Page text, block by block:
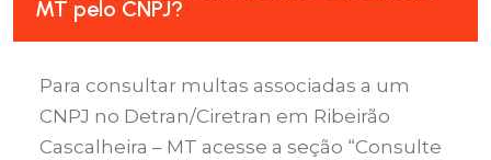
MT pelo CNPJ?
Para consultar multas associadas a um
CNPJ no Detran/Ciretran em Ribeirão
Cascalheira – MT acesse a seção “Consulte